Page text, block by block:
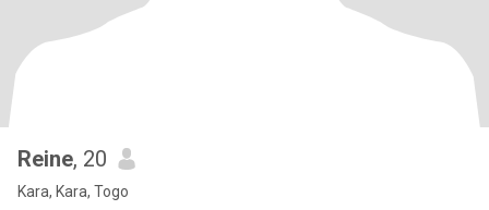
Reine, 20
Kara, Kara, Togo